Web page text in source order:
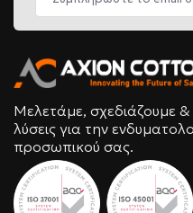
Μελετάμε, σχεδιάζουμε
λύσεις για την
προσωπικού σας.